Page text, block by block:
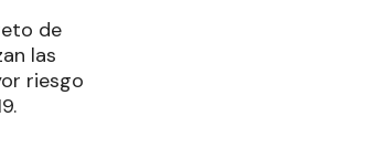
de
las
riesgo